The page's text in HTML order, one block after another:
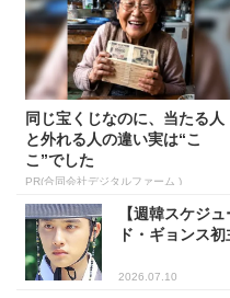
同じ宝くじなのに、当たる人
と外れる人の違い実は“こ
こ”でした
PR(合同会社デジタルファーム )
【週韓スケジ
ド・ギョンス
2026.07.10